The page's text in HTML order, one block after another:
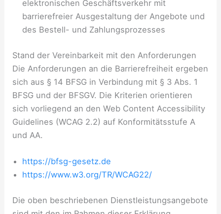
elektronischen Geschäftsverkehr mit
barrierefreier Ausgestaltung der Angebote und
des Bestell- und Zahlungsprozesses
Stand der Vereinbarkeit mit den Anforderungen
Die Anforderungen an die Barrierefreiheit ergeben
sich aus § 14 BFSG in Verbindung mit § 3 Abs. 1
BFSG und der BFSGV. Die Kriterien orientieren
sich vorliegend an den Web Content Accessibility
Guidelines (WCAG 2.2) auf Konformitätsstufe A
und AA.
https://bfsg-gesetz.de
https://www.w3.org/TR/WCAG22/
Die oben beschriebenen Dienstleistungsangebote